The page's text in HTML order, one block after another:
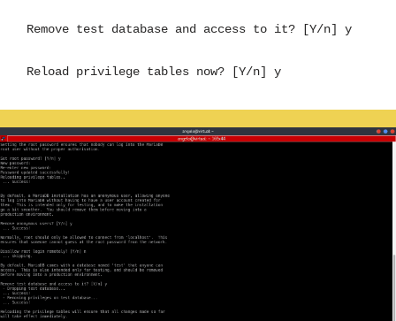
Remove test database and access to it? [Y/n] y
Reload privilege tables now? [Y/n] y